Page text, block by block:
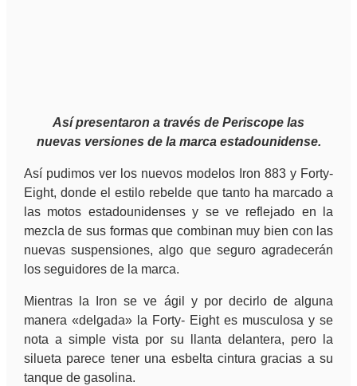
Así presentaron a través de Periscope las
nuevas versiones de la marca estadounidense.
Así pudimos ver los nuevos modelos Iron 883 y Forty-
Eight, donde el estilo rebelde que tanto ha marcado a
las motos estadounidenses y se ve reflejado en la
mezcla de sus formas que combinan muy bien con las
nuevas suspensiones, algo que seguro agradecerán
los seguidores de la marca.
Mientras la Iron se ve ágil y por decirlo de alguna
manera «delgada» la Forty- Eight es musculosa y se
nota a simple vista por su llanta delantera, pero la
silueta parece tener una esbelta cintura gracias a su
tanque de gasolina.